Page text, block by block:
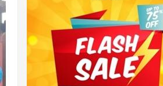
POPULAR POSTS